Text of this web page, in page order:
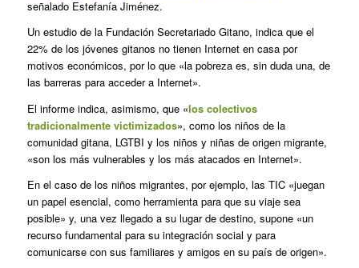
señalado Estefanía Jiménez.
Un estudio de la Fundación Secretariado Gitano, indica que el
22% de los jóvenes gitanos no tienen Internet en casa por
motivos económicos, por lo que «la pobreza es, sin duda una, de
las barreras para acceder a Internet».
El informe indica, asimismo, que «los colectivos
tradicionalmente victimizados», como los niños de la
comunidad gitana, LGTBI y los niños y niñas de origen migrante,
«son los más vulnerables y los más atacados en Internet».
En el caso de los niños migrantes, por ejemplo, las TIC «juegan
un papel esencial, como herramienta para que su viaje sea
posible» y, una vez llegado a su lugar de destino, supone «un
recurso fundamental para su integración social y para
comunicarse con sus familiares y amigos en su país de origen».